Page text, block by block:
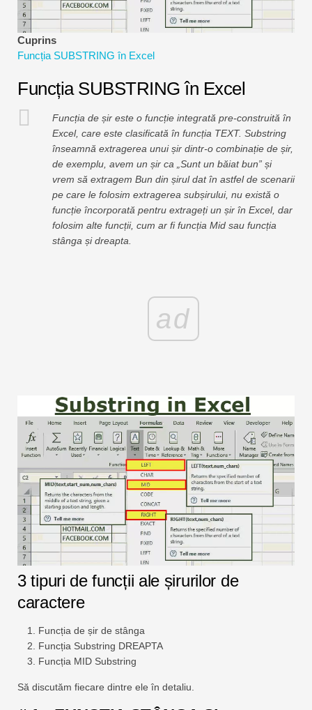
Tutoriale de modelare financiară
Formular complet
Cuprins
Funcția SUBSTRING în Excel
Funcția SUBSTRING în Excel
Funcția de șir este o funcție integrată pre-construită în
Excel, care este clasificată în funcția TEXT. Substring
înseamnă extragerea unui șir dintr-o combinație de șir,
de exemplu, avem un șir ca „Sunt un băiat bun” și
vrem să extragem Bun din șirul dat în astfel de scenarii
pe care le folosim extragerea subșirului, nu există o
funcție încorporată pentru extrageți un șir în Excel, dar
folosim alte funcții, cum ar fi funcția Mid sau funcția
stânga și dreapta.
ad
3 tipuri de funcții ale șirurilor de
caractere
Funcția de șir de stânga
Funcția Substring DREAPTA
Funcția MID Substring
Să discutăm fiecare dintre ele în detaliu.